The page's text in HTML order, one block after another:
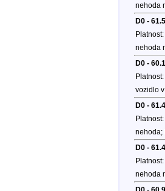
nehoda
D0 -
Platnost:
nehoda
D0 -
Platnost:
vozidlo
D0 -
Platnost:
nehoda;
D0 -
Platnost:
nehoda